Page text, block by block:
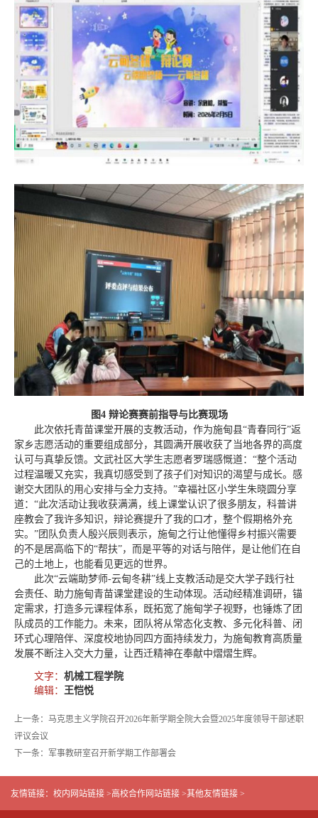
图4 辩论赛赛前指导与比赛现场
此次依托青苗课堂开展的支教活动，作为施甸县“青春同行”返
家乡志愿活动的重要组成部分，其圆满开展收获了当地各界的高度
认可与真挚反馈。文武社区大学生志愿者罗瑞感慨道：“整个活动
过程温暖又充实，我真切感受到了孩子们对知识的渴望与成长。感
谢交大团队的用心安排与全力支持。”幸福社区小学生朱晓圆分享
道：“此次活动让我收获满满，线上课堂认识了很多朋友，科普讲
座教会了我许多知识，辩论赛提升了我的口才，整个假期格外充
实。”团队负责人殷兴辰则表示，施甸之行让他懂得乡村振兴需要
的不是居高临下的“帮扶”，而是平等的对话与陪伴，是让他们在自
己的土地上，也能看见更远的世界。
此次“云端助梦师-云甸冬耕”线上支教活动是交大学子践行社
会责任、助力施甸青苗课堂建设的生动体现。活动经精准调研，锚
定需求，打造多元课程体系，既拓宽了施甸学子视野，也锤炼了团
队成员的工作能力。未来，团队将从常态化支教、多元化科普、闭
环式心理陪伴、深度校地协同四方面持续发力，为施甸教育高质量
发展不断注入交大力量，让西迁精神在奉献中熠熠生辉。
文字： 机械工程学院
编辑：
王恺悦
上一条：马克思主义学院召开2026年新学期全院大会暨2025年度领导干部述职
评议会议
下一条：军事教研室召开新学期工作部署会
友情链接： 校内网站链接 >高校合作网站链接 >其他友情链接 >